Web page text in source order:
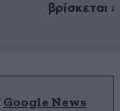
βρίσκεται
Google News